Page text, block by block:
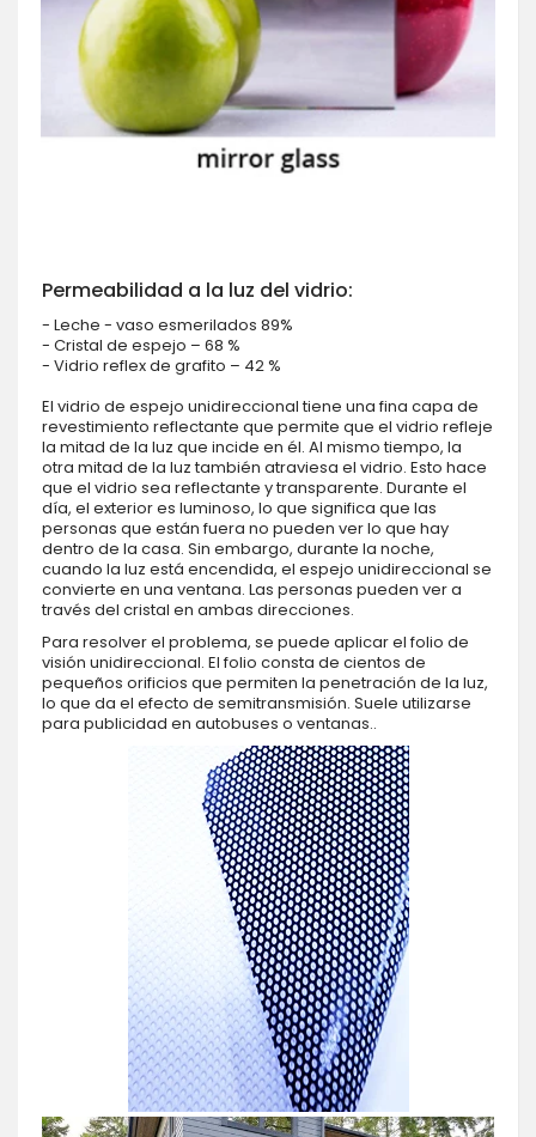
Permeabilidad a la luz del vidrio:
- Leche - vaso esmerilados 89%
- Cristal de espejo – 68 %
- Vidrio reflex de grafito – 42 %
El vidrio de espejo unidireccional tiene una fina capa de
revestimiento reflectante que permite que el vidrio refleje
la mitad de la luz que incide en él. Al mismo tiempo, la
otra mitad de la luz también atraviesa el vidrio. Esto hace
que el vidrio sea reflectante y transparente. Durante el
día, el exterior es luminoso, lo que significa que las
personas que están fuera no pueden ver lo que hay
dentro de la casa. Sin embargo, durante la noche,
cuando la luz está encendida, el espejo unidireccional se
convierte en una ventana. Las personas pueden ver a
través del cristal en ambas direcciones.
Para resolver el problema, se puede aplicar el folio de
visión unidireccional. El folio consta de cientos de
pequeños orificios que permiten la penetración de la luz,
lo que da el efecto de semitransmisión. Suele utilizarse
para publicidad en autobuses o ventanas..